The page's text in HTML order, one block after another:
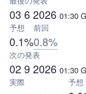
03 6 2026 01:30
予想
0.1%
前回
0.8%
次の発表
02 9 2026 01:30
実際
予想